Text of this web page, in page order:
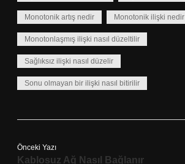
Monotonik artış nedir Monotonik ilişki nedir
Monotonlaşmış ilişki nasıl düzeltilir
Sağlıksız ilişki nasıl düzelir
Sonu olmayan bir ilişki nasıl bitirilir
Önceki Yazı
Kablosuz Ağ Nasıl Bağlanır